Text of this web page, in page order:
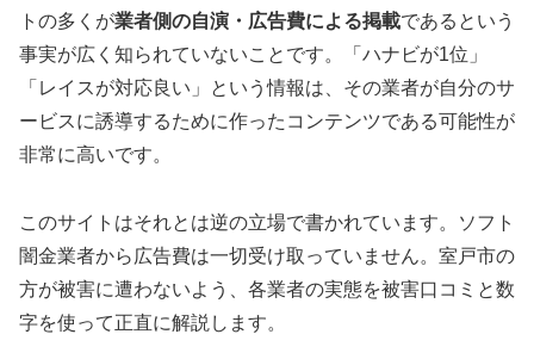
トの多くが業者側の自演・広告費による掲載であるという
事実が広く知られていないことです。「ハナビが1位」
「レイスが対応良い」という情報は、その業者が自分のサ
ービスに誘導するために作ったコンテンツである可能性が
非常に高いです。
このサイトはそれとは逆の立場で書かれています。ソフト
闇金業者から広告費は一切受け取っていません。室戸市の
方が被害に遭わないよう、各業者の実態を被害口コミと数
字を使って正直に解説します。